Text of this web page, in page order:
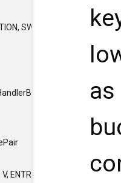
SWAP_ERASE, false >
ENTRY_HANDLER,